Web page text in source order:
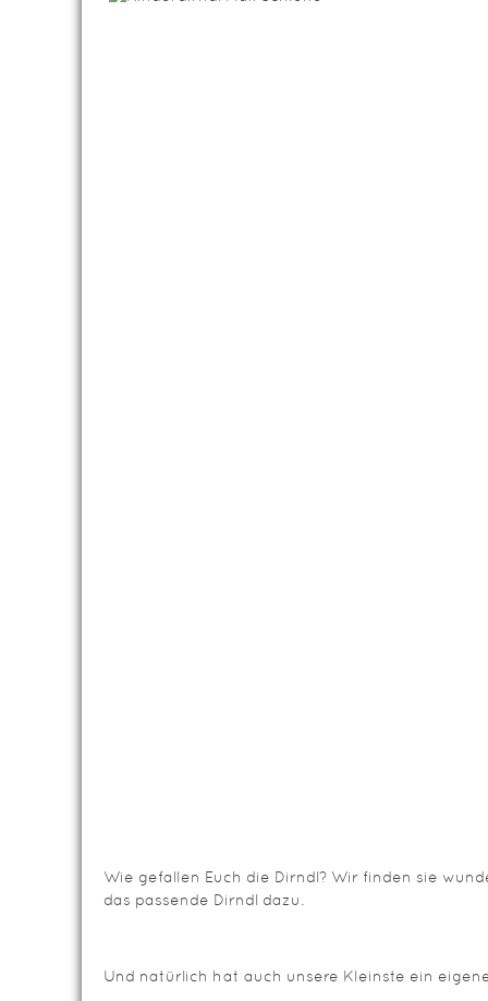
Wie gefallen Euch die Dirndl? Wir finden sie
das passende Dirndl dazu.
Und natürlich hat auch unsere Kleinste ein